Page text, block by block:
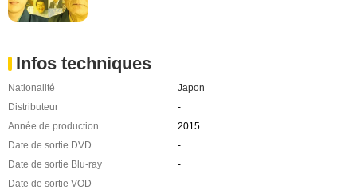
Infos techniques
Nationalité
Japon
Distributeur
-
Année de production
2015
Date de sortie DVD
-
Date de sortie Blu-ray
-
Date de sortie VOD
-